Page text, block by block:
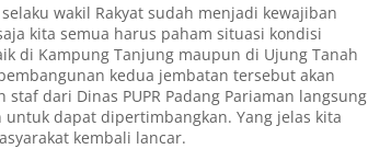
wakil Rakyat sudah menjadi kewajiban
kita semua harus paham situasi kondisi
di Kampung Tanjung maupun di Ujung Tanah
kedua jembatan tersebut akan
dari Dinas PUPR Padang Pariaman langsung
dapat dipertimbangkan. Yang jelas kita
kembali lancar.